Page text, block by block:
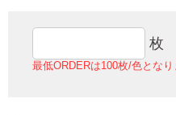
枚
最低ORDERは100枚/色となり